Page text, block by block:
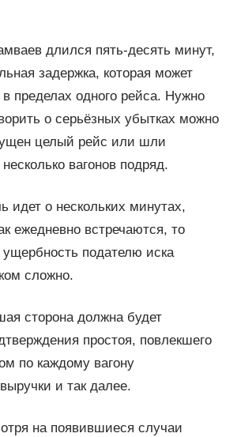
длился пять-десять минут,
задержка, которая может
пределах одного рейса. Нужно
о серьёзных убытках можно
целый рейс или шли
вагонов подряд.
идет о нескольких минутах,
ежедневно встречаются, то
ущербность подателю иска
сложно.
сторона должна будет
простоя, повлекшего
по каждому вагону
и так далее.
на появившиеся случаи